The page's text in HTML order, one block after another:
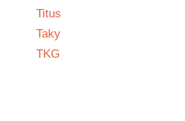
Titus
Taky
TKG